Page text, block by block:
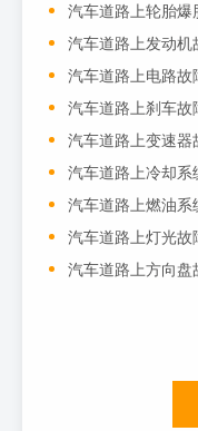
汽车道路上轮胎爆
汽车道路上发动机
汽车道路上电路故
汽车道路上刹车故
汽车道路上变速器
汽车道路上冷却系
汽车道路上燃油系
汽车道路上灯光故
汽车道路上方向盘